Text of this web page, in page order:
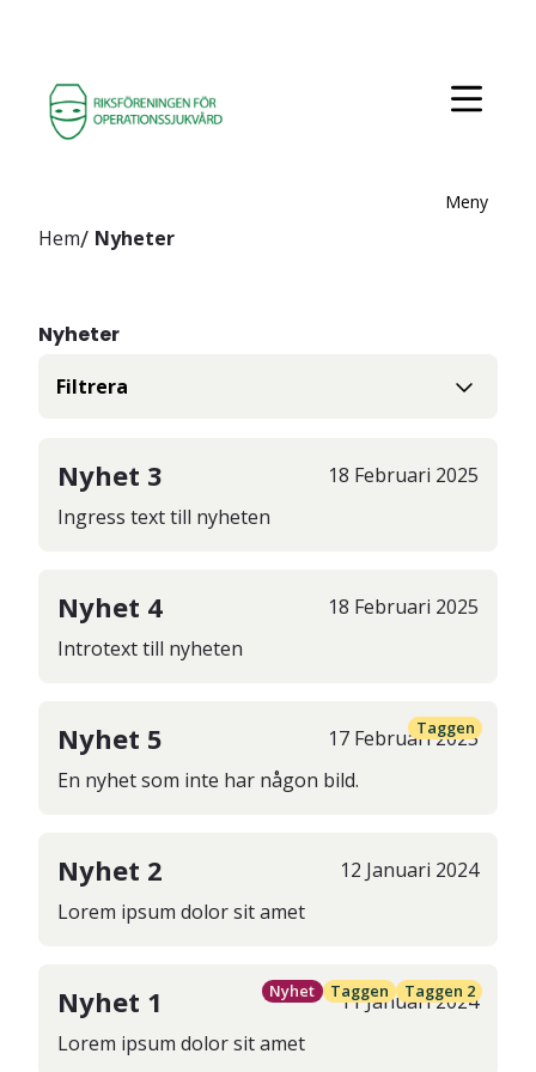
Meny
Hem Nyheter
Nyheter
Filtrera
Nyhet 3 18 Februari 2025
Ingress text till nyheten
Nyhet 4 18 Februari 2025
Introtext till nyheten
Nyhet 5 17 Februari2025
En nyhet som inte har någon bild.
Taggen
Nyhet 2 12 Januari 2024
Lorem ipsum dolor sit amet
Nyhet 1 11Januari2024
Lorem ipsum dolor sit amet
Nyhet Taggen Taggen 2